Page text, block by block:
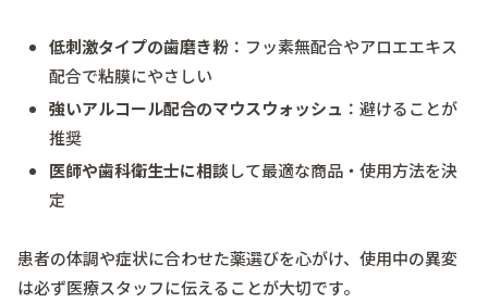
低刺激タイプの歯磨き粉 ：フッ素無配合やアロエエキス
配合で粘膜にやさしい
強いアルコール配合のマウスウォッシュ ：避けることが
推奨
医師や歯科衛生士に相談して最適な商品・使用方法を決
定
患者の体調や症状に合わせた薬選びを心がけ、使用中の異変
は必ず医療スタッフに伝えることが大切です。